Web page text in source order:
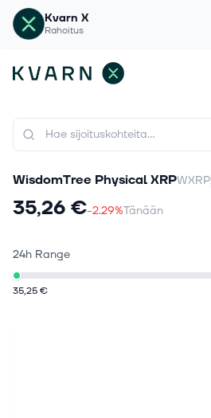
Kvarn X
Rahoitus
WisdomTree Physical XRPWXRP
35,26 €-2.29%Tänään
24h Range
35,25 €